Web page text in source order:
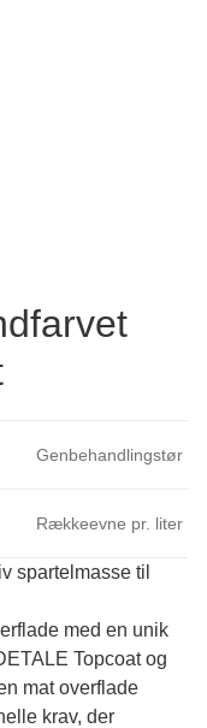
Genbehandlingstør
Rækkeevne pr. liter
spartelmasse til
med en unik
Topcoat og
mat overflade
krav, der